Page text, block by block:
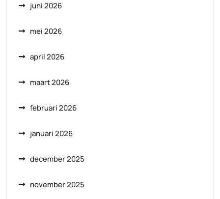
juni 2026
mei 2026
april 2026
maart 2026
februari 2026
januari 2026
december 2025
november 2025